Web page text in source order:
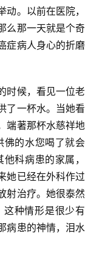
。以前在医院，
么那一天就是个奇
症病人身心的折磨
时候，看见一位老
了一杯水。当她看
端著那杯水慈祥地
佛的水您喝了就会
科病患的家属，
她已经在外科作过
射治疗。她很泰然
种情形是很少有
病患的神情，泪水